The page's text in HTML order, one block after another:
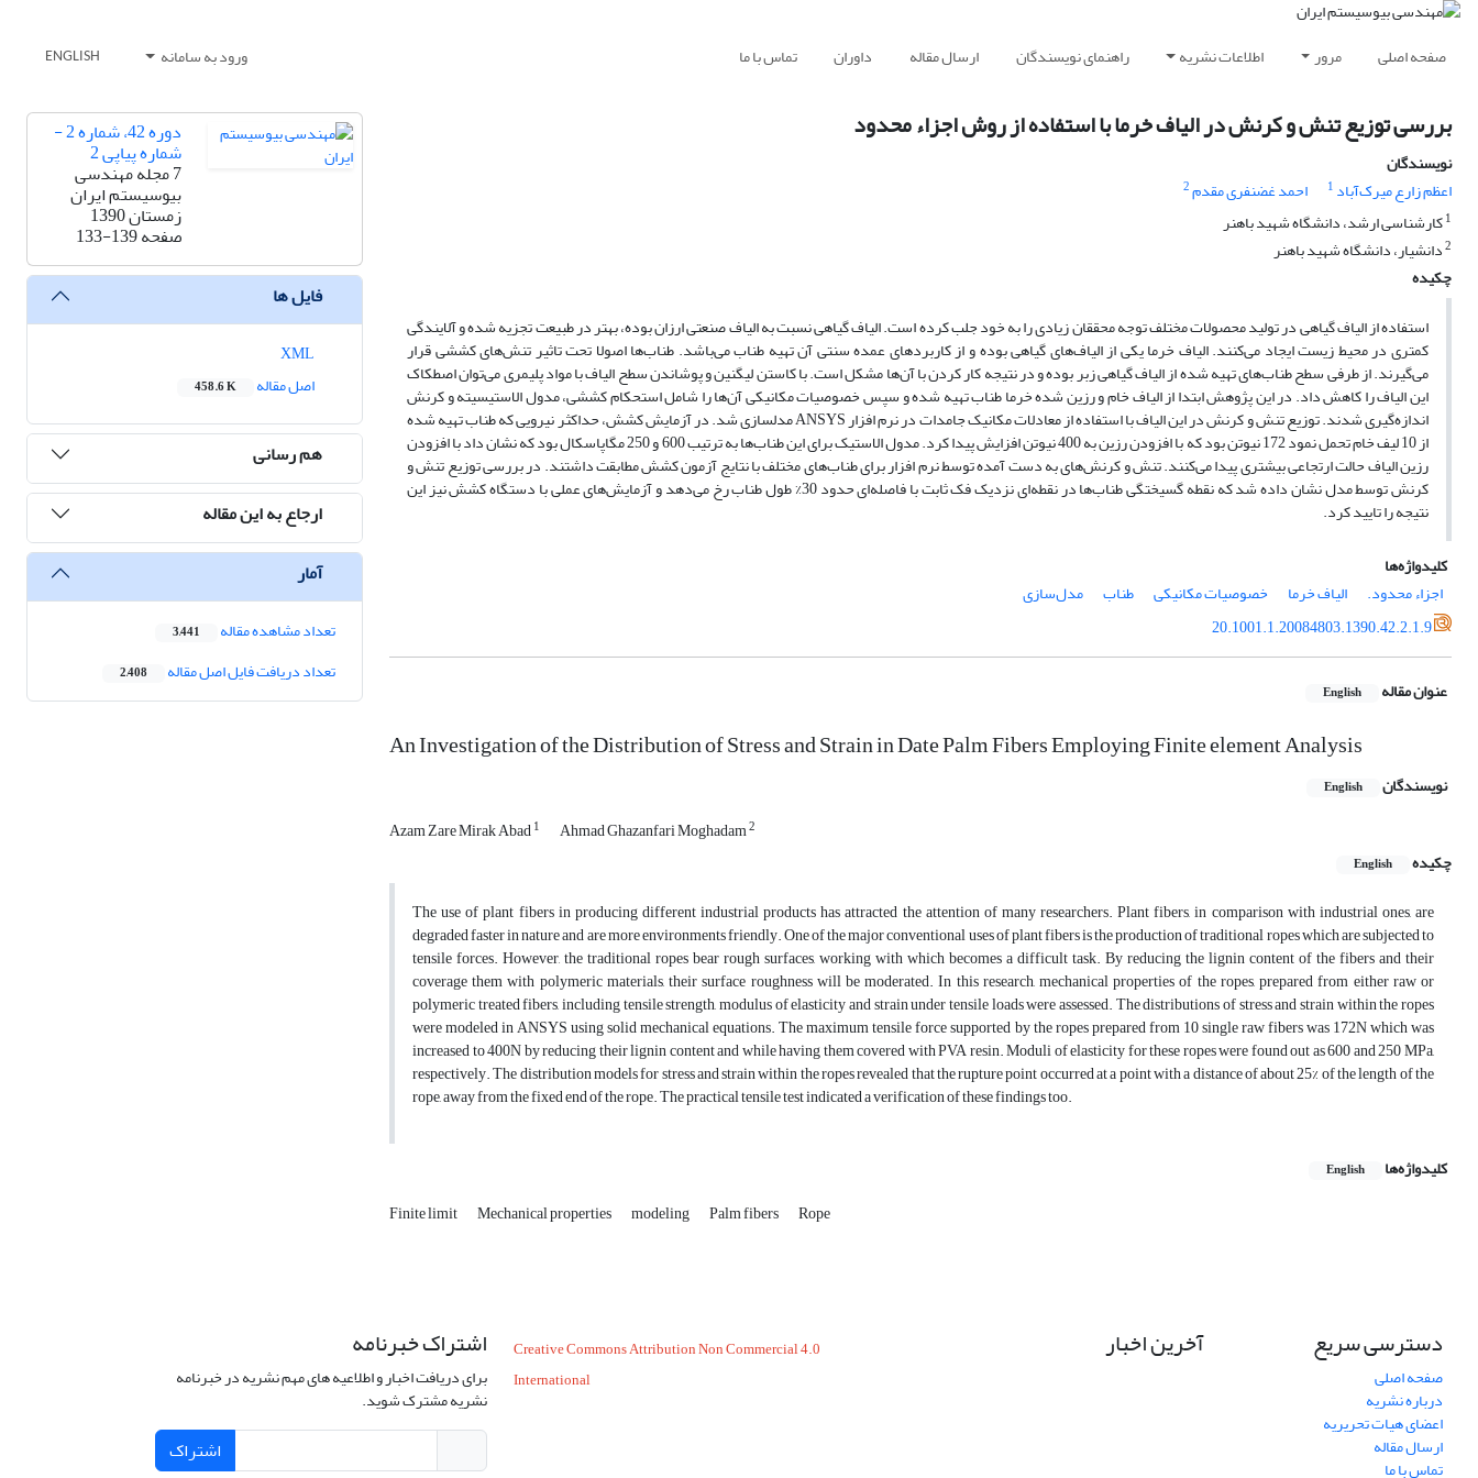
صفحه اصلی مرور اطلاعات نشریه راهنمای نویسندگان ارسال مقاله داوران تماس با ما ورود به سامانه ENGLISH
بررسی توزیع تنش و کرنش در الیاف خرما با استفاده از روش اجزاء محدود
نویسندگان
اعظم زارع میرک‌آباد 1 احمد غضنفری مقدم2
1کارشناسی ارشد، دانشگاه شهید باهنر
2دانشیار، دانشگاه شهید باهنر
چکیده
استفاده از الیاف گیاهی در تولید محصولات مختلف توجه محققان زیادی را به خود جلب کرده است. الیاف گیاهی نسبت به الیاف صنعتی ارزان بوده، بهتر در طبیعت تجزیه شده و آلایندگی
کمتری در محیط زیست ایجاد می‌کنند. الیاف خرما یکی از الیاف‌های گیاهی بوده و از کاربردهای عمده سنتی آن تهیه طناب می‌باشد. طناب‌ها اصولا تحت تاثیر تنش‌های کششی قرار
می‌گیرند. از طرفی سطح طناب‌های تهیه شده از الیاف گیاهی زبر بوده و در نتیجه کار کردن با آن‌ها مشکل است. با کاستن لیگنین و پوشاندن سطح الیاف با مواد پلیمری می‌توان اصطکاک
این الیاف را کاهش داد. در این پژوهش ابتدا از الیاف خام و رزین شده خرما طناب تهیه شده و سپس خصوصیات مکانیکی آن‌ها را شامل استحکام کششی، مدول الاستیسیته و کرنش
اندازه‌گیری شدند. توزیع تنش و کرنش در این الیاف با استفاده از معادلات مکانیک جامدات در نرم افزار ANSYS مدلسازی شد. در آزمایش کشش، حداکثر نیرویی که طناب تهیه شده
از 10 لیف خام تحمل نمود 172 نیوتن بود که با افزودن رزین به 400 نیوتن افزایش پیدا کرد. مدول الاستیک برای این طناب‌ها به ترتیب 600 و 250 مگاپاسکال بود که نشان داد با افزودن
رزین الیاف حالت ارتجاعی بیشتری پیدا می‌کنند. تنش و کرنش‌های به دست آمده توسط نرم افزار برای طناب‌های مختلف با نتایج آزمون کشش مطابقت داشتند. در بررسی توزیع تنش و
کرنش توسط مدل نشان داده شد که نقطه گسیختگی طناب‌ها در نقطه‌ای نزدیک فک ثابت با فاصله‌ای حدود 30% طول طناب رخ می‌دهد و آزمایش‌های عملی با دستگاه کشش نیز این
نتیجه را تایید کرد.
کلیدواژه‌ها
اجزاء محدود.
الیاف خرما خصوصیات مکانیکی طناب
مدل‌سازی
20.1001.1.20084803.1390.42.2.1.9
عنوان مقاله English
An Investigation of the Distribution of Stress and Strain in Date Palm Fibers Employing Finite element Analysis
نویسندگان English
Azam Zare Mirak Abad1 Ahmad Ghazanfari Moghadam2
چکیده English
The use of plant fibers in producing different industrial products has attracted the attention of many researchers. Plant fibers, in comparison with industrial ones, are
degraded faster in nature and are more environments friendly. One of the major conventional uses of plant fibers is the production of traditional ropes which are subjected to
tensile forces. However, the traditional ropes bear rough surfaces, working with which becomes a difficult task. By reducing the lignin content of the fibers and their
coverage them with polymeric materials, their surface roughness will be moderated. In this research, mechanical properties of the ropes, prepared from either raw or
polymeric treated fibers, including tensile strength, modulus of elasticity and strain under tensile loads were assessed. The distributions of stress and strain within the ropes
were modeled in ANSYS using solid mechanical equations. The maximum tensile force supported by the ropes prepared from 10 single raw fibers was 172N which was
increased to 400N by reducing their lignin content and while having them covered with PVA resin. Moduli of elasticity for these ropes were found out as 600 and 250 MPa,
respectively. The distribution models for stress and strain within the ropes revealed that the rupture point occurred at a point with a distance of about 25% of the length of the
rope, away from the fixed end of the rope. The practical tensile test indicated a verification of these findings too.
کلیدواژه‌ها English
Finite limit Mechanical properties modeling Palm fibers Rope
دوره 42، شماره 2 -
شماره پیاپی 2
7 مجله مهندسی
بیوسیستم ایران
زمستان 1390
صفحه133-139
فایل ها
اصل مقاله
458.6 K
هم رسانی
ارجاع به این مقاله
آمار
تعداد مشاهده مقاله 3,441
تعداد دریافت فایل اصل مقاله 2,408
دسترسی سریع
صفحه اصلی
درباره نشریه
اعضای هیات تحریریه
ارسال مقاله
تماس با ما
آخرین اخبار
Creative Commons Attribution Non Commercial 4.0
International
اشتراک خبرنامه
برای دریافت اخبار و اطلاعیه های مهم نشریه در خبرنامه
نشریه مشترک شوید.
اشتراک